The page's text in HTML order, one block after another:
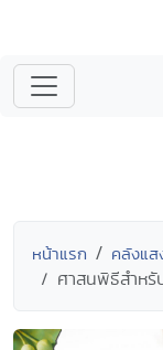
หน้าแรก คลังแส
ศาสนพิธีสำห